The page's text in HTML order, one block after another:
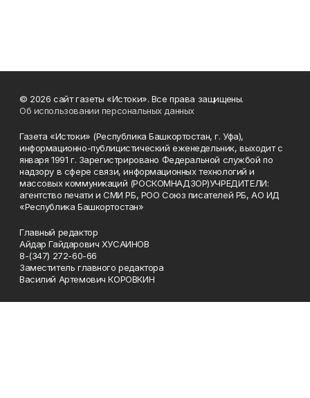
© 2026 сайт газеты «Истоки». Все права защищены.
Об использовании персональных данных
Газета «Истоки» (Республика Башкортостан, г. Уфа),
информационно-публицистический еженедельник, выходит с
января 1991 г. Зарегистрировано Федеральной службой по
надзору в сфере связи, информационных технологий и
массовых коммуникаций (РОСКОМНАДЗОР)УЧРЕДИТЕЛИ:
агентство печати и СМИ РБ, РОО Союз писателей РБ, АО ИД
«Республика Башкортостан»
Главный редактор
Айдар Гайдарович ХУСАИНОВ
8-(347) 272-60-66
Заместитель главного редактора
Василий Артемович КОРОВКИН
Телефон